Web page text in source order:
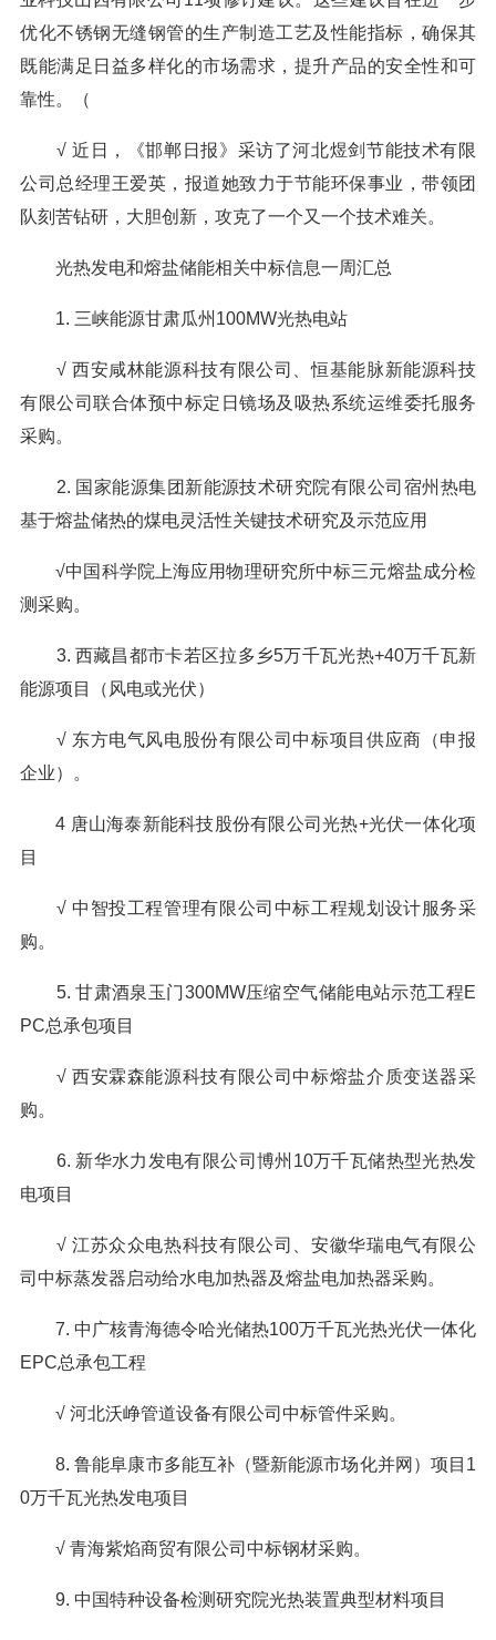
优化不锈钢无缝钢管的生产制造工艺及性能指标，确保其
既能满足日益多样化的市场需求，提升产品的安全性和可
靠性。（
√ 近日，《邯郸日报》采访了河北煜剑节能技术有限
公司总经理王爱英，报道她致力于节能环保事业，带领团
队刻苦钻研，大胆创新，攻克了一个又一个技术难关。
光热发电和熔盐储能相关中标信息一周汇总
1. 三峡能源甘肃瓜州100MW光热电站
√ 西安咸林能源科技有限公司、恒基能脉新能源科技
有限公司联合体预中标定日镜场及吸热系统运维委托服务
采购。
2. 国家能源集团新能源技术研究院有限公司宿州热电
基于熔盐储热的煤电灵活性关键技术研究及示范应用
√中国科学院上海应用物理研究所中标三元熔盐成分检
测采购。
3. 西藏昌都市卡若区拉多乡5万千瓦光热+40万千瓦新
能源项目（风电或光伏）
√ 东方电气风电股份有限公司中标项目供应商（申报
企业）。
4 唐山海泰新能科技股份有限公司光热+光伏一体化项
目
√ 中智投工程管理有限公司中标工程规划设计服务采
购。
5. 甘肃酒泉玉门300MW压缩空气储能电站示范工程E
PC总承包项目
√ 西安霖森能源科技有限公司中标熔盐介质变送器采
购。
6. 新华水力发电有限公司博州10万千瓦储热型光热发
电项目
√ 江苏众众电热科技有限公司、安徽华瑞电气有限公
司中标蒸发器启动给水电加热器及熔盐电加热器采购。
7. 中广核青海德令哈光储热100万千瓦光热光伏一体化
EPC总承包工程
√ 河北沃峥管道设备有限公司中标管件采购。
8. 鲁能阜康市多能互补（暨新能源市场化并网）项目1
0万千瓦光热发电项目
√ 青海紫焰商贸有限公司中标钢材采购。
9. 中国特种设备检测研究院光热装置典型材料项目